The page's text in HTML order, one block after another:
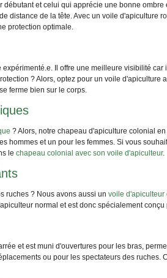
débutant et celui qui apprécie une bonne
distance de la tête. Avec un voile d'apiculture
protection optimale.
Il offre une meilleure visibilité
? Alors, optez pour un voile
ferme bien sur le corps.
? Alors, notre chapeau d'apiculture colonial
hommes et un pour les femmes. Si vous
le chapeau colonial avec son voile d'apiculteur.
ruches ? Nous avons aussi un voile d'apiculteur
normal et est donc spécialement conçu
et est muni d'ouvertures pour les bras,
ou pour les spectateurs des ruches.